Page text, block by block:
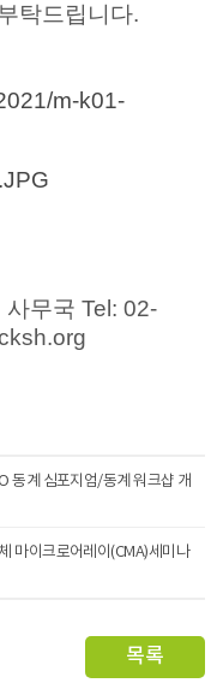
탁드립니다.
m-k01-
무국 Tel: 02-
동계 심포지엄/동계 워크샵 개
마이크로어레이(CMA)세미나
목록